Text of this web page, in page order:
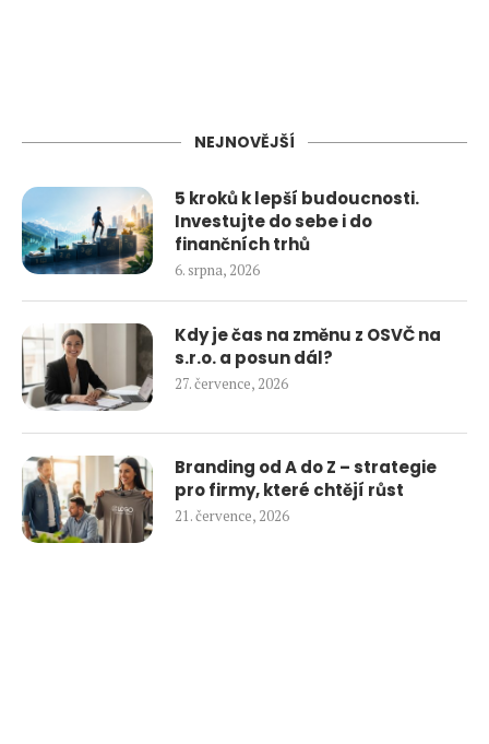
NEJNOVĚJŠÍ
5 kroků k lepší budoucnosti.
Investujte do sebe i do
finančních trhů
6. srpna, 2026
Kdy je čas na změnu z OSVČ na
s.r.o. a posun dál?
27. července, 2026
Branding od A do Z – strategie
pro firmy, které chtějí růst
21. července, 2026